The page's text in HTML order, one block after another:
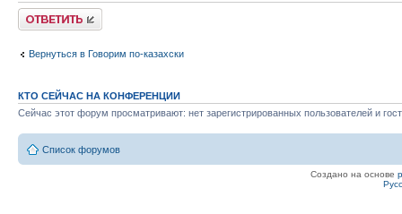
Ответить
Вернуться в Говорим по-казахски
КТО СЕЙЧАС НА КОНФЕРЕНЦИИ
Сейчас этот форум просматривают: нет зарегистрированных пользователей и
Список форумов
Создано на основе